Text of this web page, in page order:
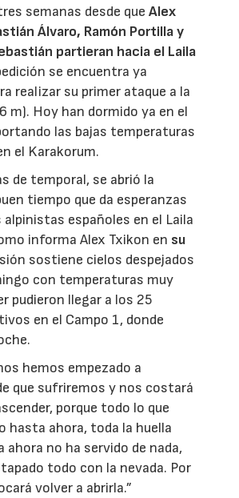
semanas desde queAlex
Álvaro, Ramón Portilla y
partieran hacia el Laila
se encuentra ya
realizar su primer ataque a la
m). Hoy han dormido ya en el
las bajas temperaturas
el Karakorum.
de temporal, se abrió la
tiempo que da esperanzas
alpinistas españoles en el Laila
informa Alex Txikon en su
sostiene cielos despejados
con temperaturas muy
pudieron llegar a los 25
en el Campo 1, donde
hemos empezado a
que sufriremos y nos costará
porque todo lo que
hasta ahora, toda la huella
ahora no ha servido de nada,
todo con la nevada. Por
volver a abrirla.”